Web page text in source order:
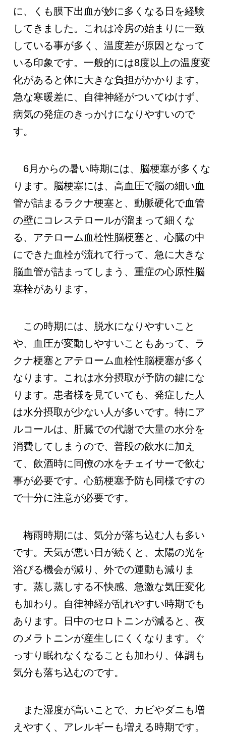
に、くも膜下出血が妙に多くなる日を経験
してきました。これは冷房の始まりに一致
している事が多く、温度差が原因となって
いる印象です。一般的には8度以上の温度変
化があると体に大きな負担がかかります。
急な寒暖差に、自律神経がついてゆけず、
病気の発症のきっかけになりやすいので
す。
6月からの暑い時期には、脳梗塞が多くな
ります。脳梗塞には、高血圧で脳の細い血
管が詰まるラクナ梗塞と、動脈硬化で血管
の壁にコレステロールが溜まって細くな
る、アテローム血栓性脳梗塞と、心臓の中
にできた血栓が流れて行って、急に大きな
脳血管が詰まってしまう、重症の心原性脳
塞栓があります。
この時期には、脱水になりやすいこと
や、血圧が変動しやすいこともあって、ラ
クナ梗塞とアテローム血栓性脳梗塞が多く
なります。これは水分摂取が予防の鍵にな
ります。患者様を見ていても、発症した人
は水分摂取が少ない人が多いです。特にア
ルコールは、肝臓での代謝で大量の水分を
消費してしまうので、普段の飲水に加え
て、飲酒時に同僚の水をチェイサーで飲む
事が必要です。心筋梗塞予防も同様ですの
で十分に注意が必要です。
梅雨時期には、気分が落ち込む人も多い
です。天気が悪い日が続くと、太陽の光を
浴びる機会が減り、外での運動も減りま
す。蒸し蒸しする不快感、急激な気圧変化
も加わり。自律神経が乱れやすい時期でも
あります。日中のセロトニンが減ると、夜
のメラトニンが産生しにくくなります。ぐ
っすり眠れなくなることも加わり、体調も
気分も落ち込むのです。
また湿度が高いことで、カビやダニも増
えやすく、アレルギーも増える時期です。